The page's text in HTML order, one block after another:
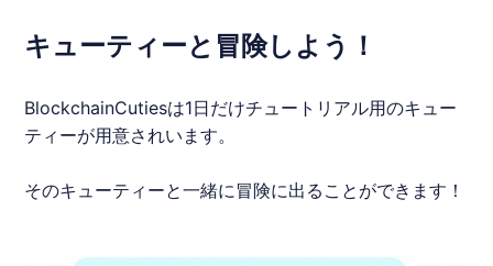
キューティーと冒険しよう！
BlockchainCutiesは1日だけチュートリアル用のキュー
ティーが用意されいます。
そのキューティーと一緒に冒険に出ることができます！